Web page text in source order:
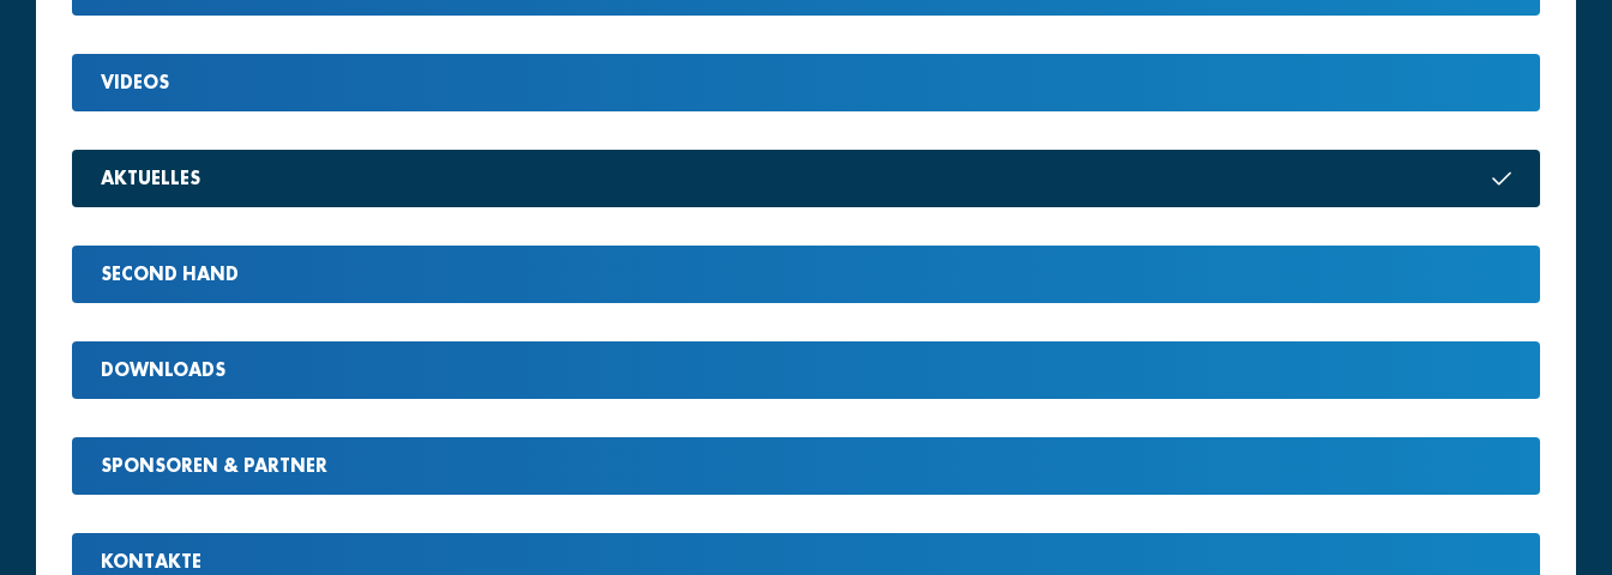
VIDEOS
AKTUELLES
SECOND HAND
DOWNLOADS
SPONSOREN & PARTNER
KONTAKTE